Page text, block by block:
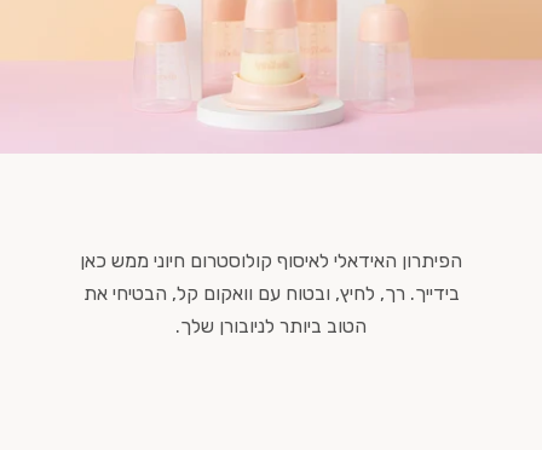
הפיתרון האידאלי לאיסוף קולוסטרום חיוני ממש כאן
בידייך. רך, לחיץ, ובטוח עם וואקום קל, הבטיחי את
הטוב ביותר לניובורן שלך.